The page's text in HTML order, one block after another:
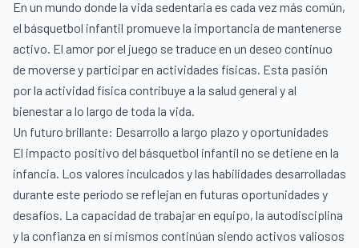
En un mundo donde la vida sedentaria es cada vez más común,
el básquetbol infantil promueve la importancia de mantenerse
activo. El amor por el juego se traduce en un deseo continuo
de moverse y participar en actividades físicas. Esta pasión
por la actividad física contribuye a la salud general y al
bienestar a lo largo de toda la vida.
Un futuro brillante: Desarrollo a largo plazo y oportunidades
El impacto positivo del básquetbol infantil no se detiene en la
infancia. Los valores inculcados y las habilidades desarrolladas
durante este período se reflejan en futuras oportunidades y
desafíos. La capacidad de trabajar en equipo, la autodisciplina
y la confianza en sí mismos continúan siendo activos valiosos